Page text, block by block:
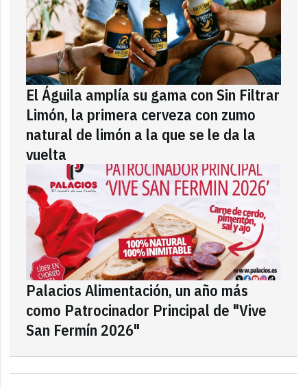
El Águila amplía su gama con Sin Filtrar
Limón, la primera cerveza con zumo
natural de limón a la que se le da la
vuelta
Palacios Alimentación, un año más
como Patrocinador Principal de "Vive
San Fermín 2026"